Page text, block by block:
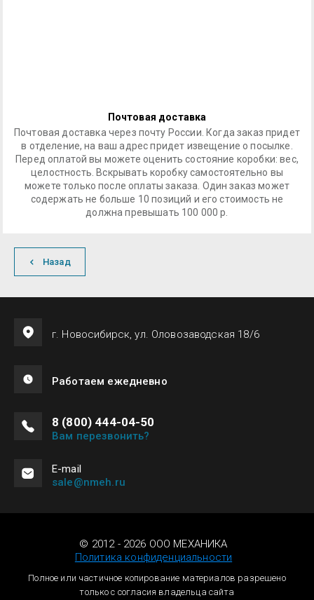
Почтовая доставка
Почтовая доставка через почту России. Когда заказ придет
в отделение, на ваш адрес придет извещение о посылке.
Перед оплатой вы можете оценить состояние коробки: вес,
целостность. Вскрывать коробку самостоятельно вы
можете только после оплаты заказа. Один заказ может
содержать не больше 10 позиций и его стоимость не
должна превышать 100 000 р.
Назад
г. Новосибирск, ул. Оловозаводская 18/6
Работаем ежедневно
8 (800) 444-04-50
Вам перезвонить?
Е-mail
sale@nmeh.ru
© 2012 - 2026 ООО МЕХАНИКА
Политика конфиденциальности
Полное или частичное копирование материалов разрешено
только с согласия владельца сайта